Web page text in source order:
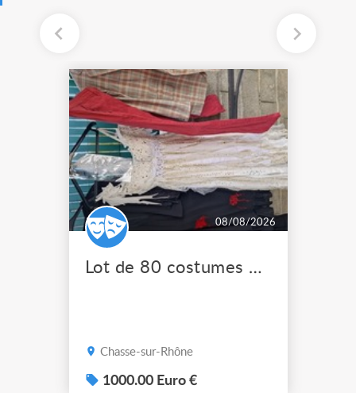
08/08/2026
Lot de 80 costumes de scène pro
Chasse-sur-Rhône
1000.00 Euro €